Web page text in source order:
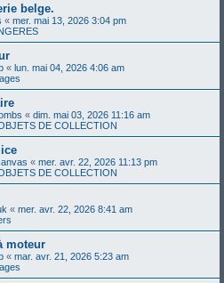
belge.
« mer. mai 13, 2026 3:04 pm
« lun. mai 04, 2026 4:06 am
« dim. mai 03, 2026 11:16 am
DE COLLECTION
« mer. avr. 22, 2026 11:13 pm
DE COLLECTION
« mer. avr. 22, 2026 8:41 am
moteur
« mar. avr. 21, 2026 5:23 am